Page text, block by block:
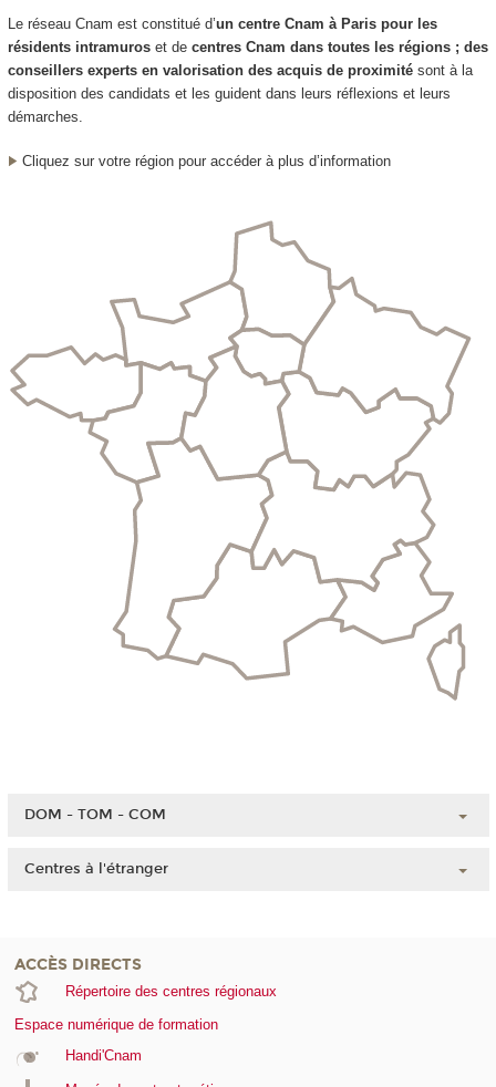
Le réseau Cnam est constitué d’un centre Cnam à Paris pour les
résidents intramuroset de centres Cnam dans toutes les régions ; des
conseillers experts en valorisation des acquis de proximitésont à la
disposition des candidats et les guident dans leurs réflexions et leurs
démarches.
Cliquez sur votre région pour accéder à plus d’information
DOM - TOM - COM
Nouvelle-Calédonie
Polynésie française
Centres à l'étranger
Liban
Maroc
ACCÈS DIRECTS
Répertoire des centres régionaux
Espace numérique de formation
Handi'Cnam